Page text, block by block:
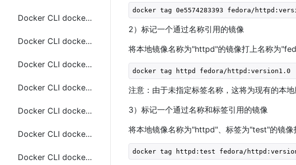
Docker CLI docker compose convert常用命令
Docker CLI docker compose cp常用命令
Docker CLI docker compose create常用命令
Docker CLI docker compose down常用命令
Docker CLI docker compose events常用命令
Docker CLI docker compose exec常用命令
Docker CLI docker compose images常用命令
docker tag 0e5574283393 fedora/
2）标记一个通过名称引用的镜像
将本地镜像名称为"httpd"的镜像打上名称为
docker tag httpd fedora/httpd:version1.0
注意：由于未指定标签名称，这将为现有的本
3）标记一个通过名称和标签引用的镜像
将本地镜像名称为"httpd"、标签为"test"的镜
docker tag httpd:test fedora/